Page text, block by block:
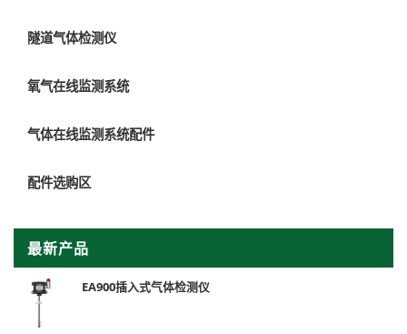
隧道气体检测仪
氧气在线监测系统
气体在线监测系统配件
配件选购区
最新产品
EA900插入式气体检测仪